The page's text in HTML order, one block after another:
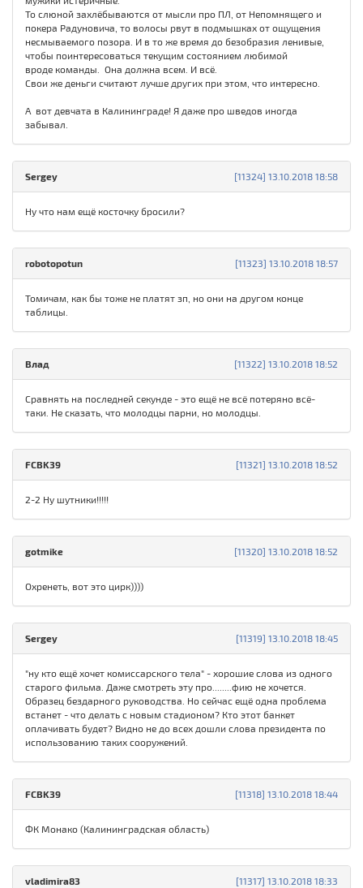
То слюной захлёбываются от мысли про ПЛ, от Непомнящего и
покера Радуновича, то волосы рвут в подмышках от ощущения
несмываемого позора. И в то же время до безобразия ленивые,
чтобы поинтересоваться текущим состоянием любимой
вроде команды. Она должна всем. И всё.
Свои же деньги считают лучше других при этом, что интересно.
А вот девчата в Калининграде! Я даже про шведов иногда
забывал.
[11324] 13.10.2018 18:58
Sergey
Ну что нам ещё косточку бросили?
[11323] 13.10.2018 18:57
robotopotun
Томичам, как бы тоже не платят зп, но они на другом конце
таблицы.
[11322] 13.10.2018 18:52
Влад
Сравнять на последней секунде - это ещё не всё потеряно всё-
таки. Не сказать, что молодцы парни, но молодцы.
[11321] 13.10.2018 18:52
FCBK39
2-2 Ну шутники!!!!!
[11320] 13.10.2018 18:52
gotmike
Охренеть, вот это цирк))))
[11319] 13.10.2018 18:45
Sergey
"ну кто ещё хочет комиссарского тела" - хорошие слова из одного
старого фильма. Даже смотреть эту про........фию не хочется.
Образец бездарного руководства. Но сейчас ещё одна проблема
встанет - что делать с новым стадионом? Кто этот банкет
оплачивать будет? Видно не до всех дошли слова президента по
использованию таких сооружений.
[11318] 13.10.2018 18:44
FCBK39
ФК Монако (Калининградская область)
[11317] 13.10.2018 18:33
vladimira83